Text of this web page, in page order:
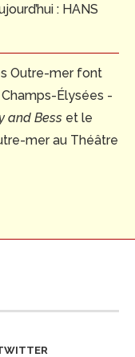
: HANS
Outre-mer font
Élysées -
and Bess et le
mer au Théâtre